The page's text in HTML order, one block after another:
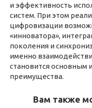
и эффективность
систем. При этом
цифровизации
«инноватора»,
поколения и
именно
становится основным
преимущества.
Вам также